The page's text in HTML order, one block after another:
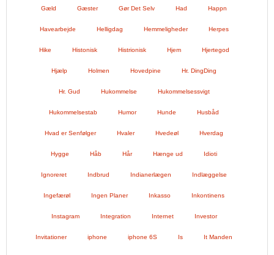
Gæld Gæster Gør Det Selv Had Happn
Havearbejde Helligdag Hemmeligheder Herpes
Hike Histonisk Histrionisk Hjem Hjertegod
Hjælp Holmen Hovedpine Hr. DingDing
Hr. Gud Hukommelse Hukommelsessvigt
Hukommelsestab Humor Hunde Husbåd
Hvad er Senfølger Hvaler Hvedeøl Hverdag
Hygge Håb Hår Hænge ud Idioti
Ignoreret Indbrud Indianerlægen Indlæggelse
Ingefærøl Ingen Planer Inkasso Inkontinens
Instagram Integration Internet Investor
Invitationer iphone iphone 6S Is It Manden